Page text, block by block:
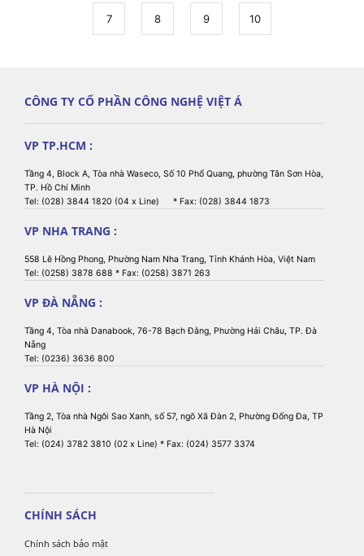
7 8 9 10
CÔNG TY CỔ PHẦN CÔNG NGHỆ VIỆT Á
VP TP.HCM :
Tầng 4, Block A, Tòa nhà Waseco, Số 10 Phổ Quang, phường Tân Sơn Hòa,
TP. Hồ Chí Minh
Tel: (028) 3844 1820 (04 x Line) * Fax: (028) 3844 1873
VP NHA TRANG :
558 Lê Hồng Phong, Phường Nam Nha Trang, Tỉnh Khánh Hòa, Việt Nam
Tel: (0258) 3878 688 * Fax: (0258) 3871 263
VP ĐÀ NẴNG :
Tầng 4, Tòa nhà Danabook, 76-78 Bạch Đằng, Phường Hải Châu, TP. Đà
Nẵng
Tel: (0236) 3636 800
VP HÀ NỘI :
Tầng 2, Tòa nhà Ngôi Sao Xanh, số 57, ngõ Xã Đàn 2, Phường Đống Đa, TP
Hà Nội
Tel: (024) 3782 3810 (02 x Line) * Fax: (024) 3577 3374
CHÍNH SÁCH
Chính sách bảo mật